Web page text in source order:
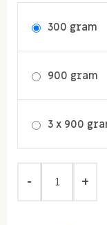
300 gram
900 gram
3 x 900